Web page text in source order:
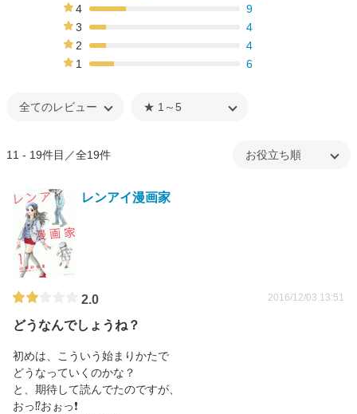
4
9
3
4
2
4
1
6
11 - 19件目／全19件
レンアイ漫画家
2.0 2016/12/03 13:51
どうなんでしょうね？
初めは、こういう始まりかたで
どうなっていくのかな？
と、期待して読んでたのですが、
おっ⁉おぉっ❗